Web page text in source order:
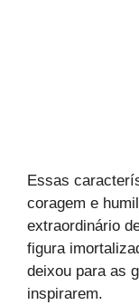
Essas
coragem e
extraordinário
figura
deixou para as
inspirarem.